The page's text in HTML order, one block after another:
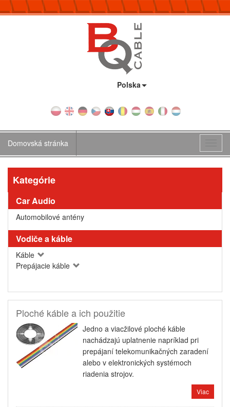
Polska
Domovská stránka
Kategórie
Car Audio
Automobilové antény
Vodiče a káble
Káble
Prepájacie káble
Ploché káble a ich použitie
Jedno a viacžilové ploché káble
nachádzajú uplatnenie napríklad pri
prepájaní telekomunikačných zaradení
alebo v elektronických systémoch
riadenia strojov.
Viac